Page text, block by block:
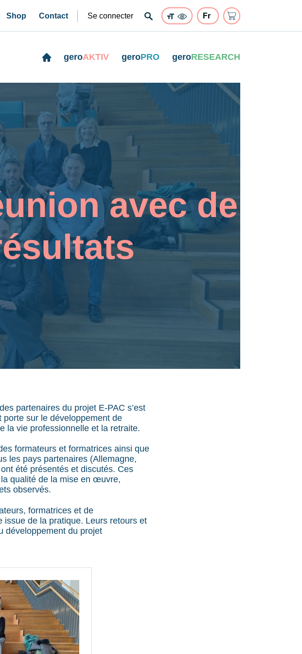
Shop Contact Se connecter
geroAKTIV geroPRO geroRESEARCH
avec de
partenaires du projet E-PAC s’est
sur le développement de
la vie professionnelle et la retraite.
formateurs et formatrices ainsi que
les pays partenaires (Allemagne,
été présentés et discutés. Ces
qualité de la mise en œuvre,
observés.
formatrices et de
issue de la pratique. Leurs retours et
développement du projet